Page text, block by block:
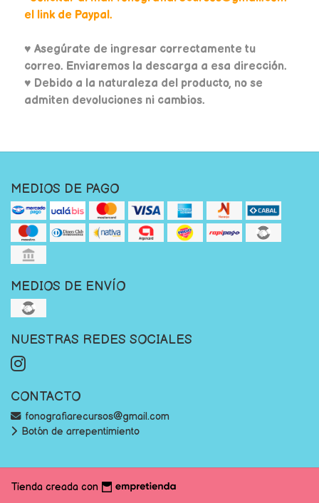
el link de Paypal.
♥ Asegúrate de ingresar correctamente tu
correo. Enviaremos la descarga a esa dirección.
♥ Debido a la naturaleza del producto, no se
admiten devoluciones ni cambios.
MEDIOS DE PAGO
MEDIOS DE ENVÍO
NUESTRAS REDES SOCIALES
CONTACTO
fonografiarecursos@gmail.com
Botón de arrepentimiento
Tienda creada con